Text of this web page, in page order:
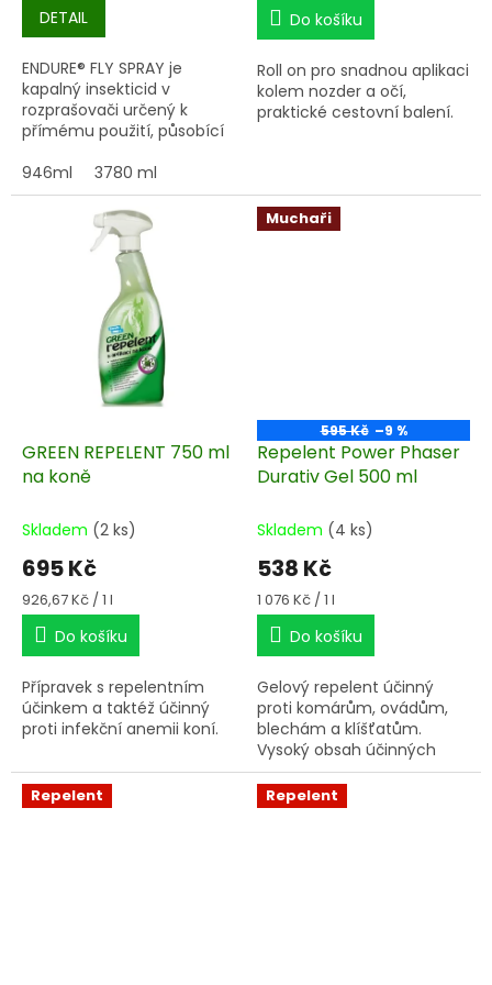
DETAIL
ENDURE® FLY SPRAY je
kapalný insekticid v
rozprašovači určený k
přímému použití, působící
vyskytujícím se v blízkosti
koní. Zajišťuje dlouhodobou
ochranu proti zmíněným
parazitům.
946ml 3780 ml
Do košíku
Roll on pro snadnou aplikaci
kolem nozder a očí,
praktické cestovní balení.
GREEN REPELENT 750 ml
na koně
Skladem (2 ks)
695 Kč
Měrná
cena:
926,67 Kč / 1 l
Do košíku
Přípravek s repelentním
účinkem a taktéž účinný
proti infekční anemii koní.
Muchaři
595 Kč –9 %
Repelent Power Phaser
Durativ Gel 500 ml
Skladem (4 ks)
538 Kč
Měrná
cena:
1 076 Kč / 1 l
Do košíku
Gelový repelent účinný
proti komárům, ovádům,
blechám a klíšťatům.
Vysoký obsah účinných
látek (ethyl-butyl-
acetylpropionát) zajišťuje
téměř stoprocentní
Repelent Repelent